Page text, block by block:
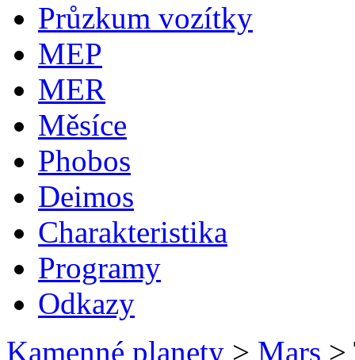
Průzkum vozítky
MEP
MER
Měsíce
Phobos
Deimos
Charakteristika
Programy
Odkazy
Kamenné planety > Mars >